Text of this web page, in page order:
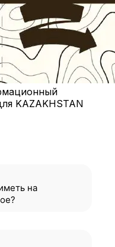
KAZAKHSTAN
на